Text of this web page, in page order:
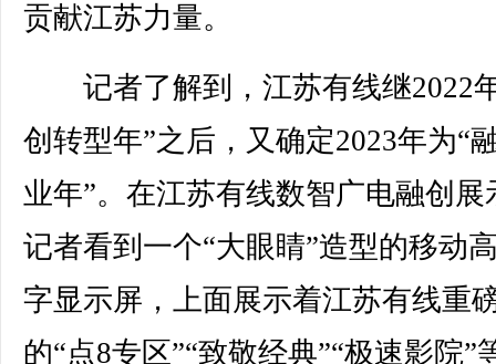
贡献江苏力量。
记者了解到，江苏有线继2022
创转型年”之后，又确定2023年为“
业年”。在江苏有线数智广电融创展
记者看到一个“大眼睛”造型的移动
字显示屏，上面展示着江苏有线重
的“点8专区”“致敬经典”“极速影院”